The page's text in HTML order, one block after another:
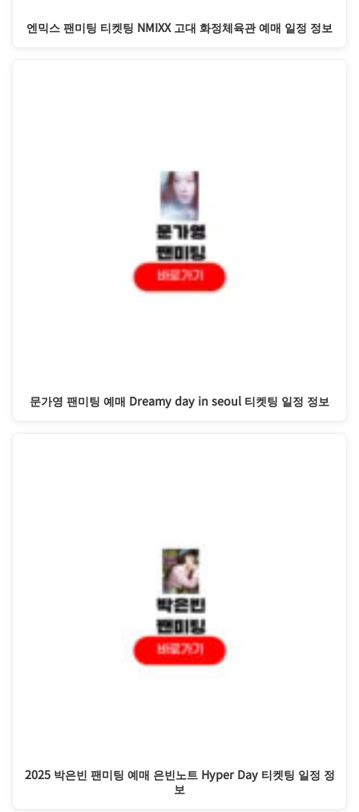
엔믹스 팬미팅 티켓팅 NMIXX 고대 화정체육관 예매 일정 정보
문가영 팬미팅 예매 Dreamy day in seoul 티켓팅 일정 정보
2025 박은빈 팬미팅 예매 은빈노트 Hyper Day 티켓팅 일정 정
보